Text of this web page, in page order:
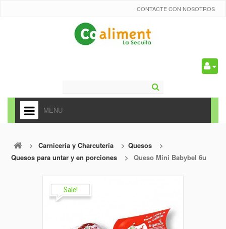
CONTACTE CON NOSOTROS
MENU
+
ALIMENTACIÓN
> Carnicería y Charcutería > Quesos
>
Quesos para untar y en porciones
> Queso Mini Babybel 6u
Sale!